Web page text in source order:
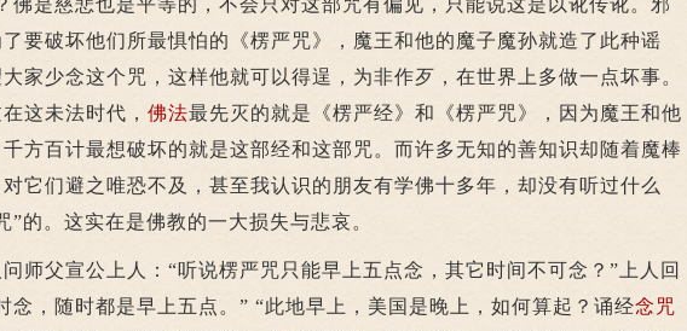
佛是慈悲也是平等的，不会只对这部咒有偏见，只能说这是以讹传讹。邪
要破坏他们所最惧怕的《楞严咒》，魔王和他的魔子魔孙就造了此种谣
家少念这个咒，这样他就可以得逞，为非作歹，在世界上多做一点坏事。
这未法时代， 佛法最先灭的就是《楞严经》和《楞严咒》，因为魔王和他
方百计最想破坏的就是这部经和这部咒。而许多无知的善知识却随着魔棒
它们避之唯恐不及，甚至我认识的朋友有学佛十多年，却没有听过什么
”的。这实在是佛教的一大损失与悲哀。
父宣公上人：“听说楞严咒只能早上五点念，其它时间不可念？”上人回
念，随时都是早上五点。” “此地早上，美国是晚上，如何算起？诵经念咒